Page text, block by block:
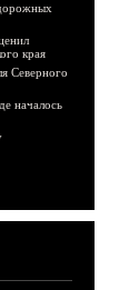
края
Северного
началось